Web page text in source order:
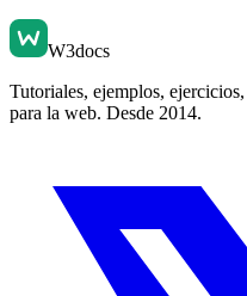
W3docs
Tutoriales, ejemplos,
para la web. Desde 2014.